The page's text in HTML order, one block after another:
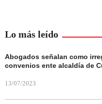
Lo más leído
Abogados señalan como
convenios ente alcaldía de
13/07/2023